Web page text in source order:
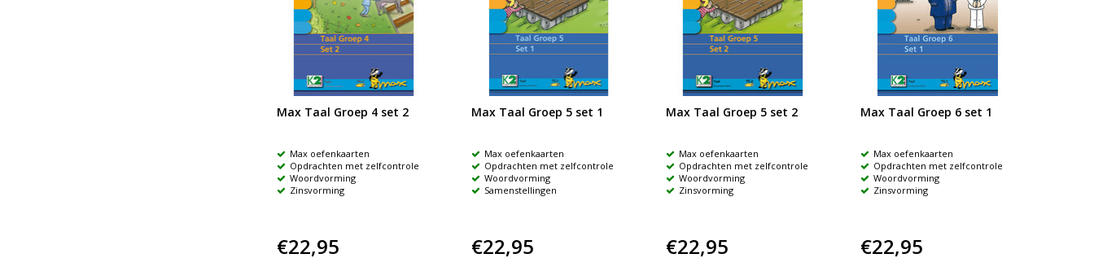
Max Taal Groep 4 set 2
Max oefenkaarten
Opdrachten met zelfcontrole
Woordvorming
Zinsvorming
€22,95
Max Taal Groep 5 set 1
Max oefenkaarten
Opdrachten met zelfcontrole
Woordvorming
Samenstellingen
€22,95
Max Taal Groep 5 set 2
Max oefenkaarten
Opdrachten met zelfcontrole
Woordvorming
Zinsvorming
€22,95
Max Taal Groep 6 set 1
Max oefenkaarten
Opdrachten met zelfcontrole
Woordvorming
Zinsvorming
€22,95